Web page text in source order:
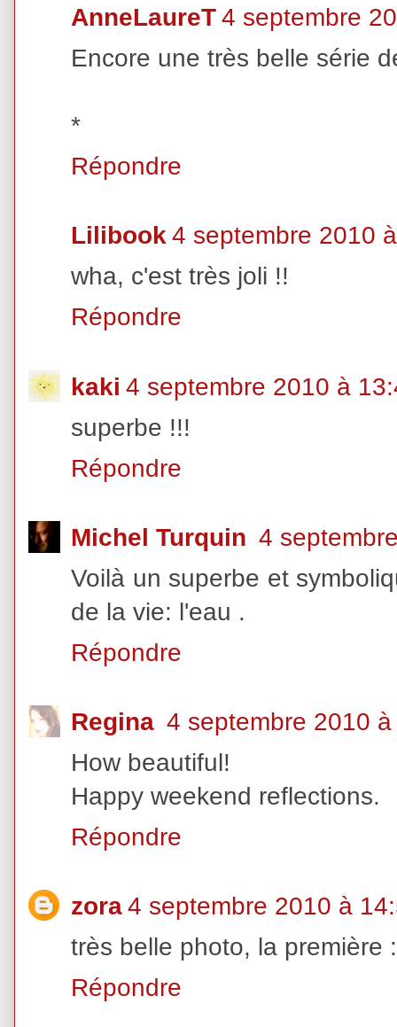
AnneLaureT4 septembre
Encore une très belle série
*
Répondre
Lilibook4 septembre 2010
wha, c'est très joli !!
Répondre
kaki 4 septembre 2010 à
superbe !!!
Répondre
Michel Turquin 4
Voilà un superbe et
de la vie: l'eau .
Répondre
Regina 4 septembre 2010
How beautiful!
Happy weekend reflections.
Répondre
zora4 septembre 2010 à
très belle photo, la première
Répondre